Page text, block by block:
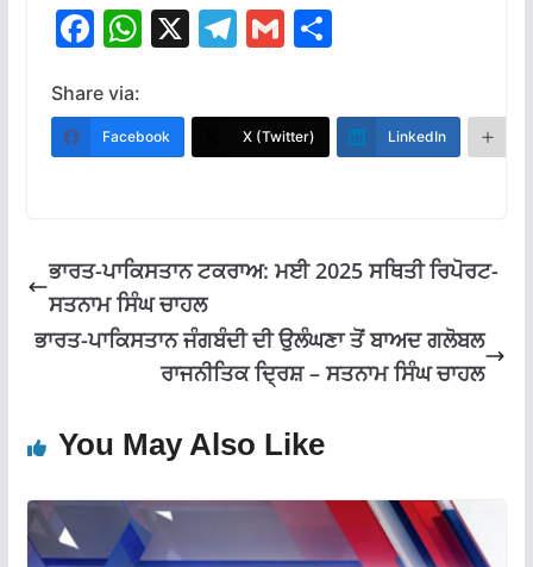
F
e
b
k
W
at
s
p
X T
e
gr
G
ai
l
S
ar
e
Share via:
Facebook X (Twitter) LinkedIn
ਭਾਰਤ-ਪਾਕਿਸਤਾਨ ਟਕਰਾਅ: ਮਈ 2025 ਸਥਿਤੀ ਰਿਪੋਰਟ-
ਸਤਨਾਮ ਸਿੰਘ ਚਾਹਲ
ਭਾਰਤ-ਪਾਕਿਸਤਾਨ ਜੰਗਬੰਦੀ ਦੀ ਉਲੰਘਣਾ ਤੋਂ ਬਾਅਦ ਗਲੋਬਲ
ਰਾਜਨੀਤਿਕ ਦ੍ਰਿਸ਼ – ਸਤਨਾਮ ਸਿੰਘ ਚਾਹਲ
You May Also Like